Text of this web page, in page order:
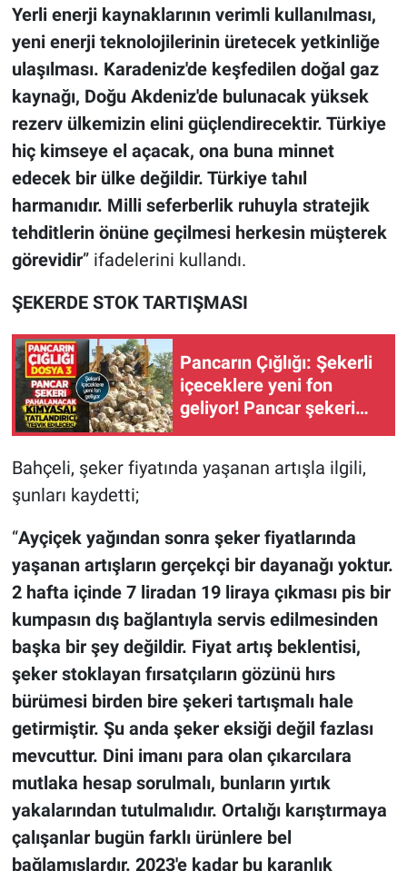
Yerli enerji kaynaklarının verimli kullanılması,
yeni enerji teknolojilerinin üretecek yetkinliğe
ulaşılması. Karadeniz'de keşfedilen doğal gaz
kaynağı, Doğu Akdeniz'de bulunacak yüksek
rezerv ülkemizin elini güçlendirecektir. Türkiye
hiç kimseye el açacak, ona buna minnet
edecek bir ülke değildir. Türkiye tahıl
harmanıdır. Milli seferberlik ruhuyla stratejik
tehditlerin önüne geçilmesi herkesin müşterek
görevidir” ifadelerini kullandı.
ŞEKERDE STOK TARTIŞMASI
Pancarın Çığlığı: Şekerli
içeceklere yeni fon
geliyor! Pancar şekeri
pahalanacak, tatlandırıcı
Bahçeli, şeker fiyatında yaşanan artışla ilgili,
şunları kaydetti;
“Ayçiçek yağından sonra şeker fiyatlarında
yaşanan artışların gerçekçi bir dayanağı yoktur.
2 hafta içinde 7 liradan 19 liraya çıkması pis bir
kumpasın dış bağlantıyla servis edilmesinden
başka bir şey değildir. Fiyat artış beklentisi,
şeker stoklayan fırsatçıların gözünü hırs
bürümesi birden bire şekeri tartışmalı hale
getirmiştir. Şu anda şeker eksiği değil fazlası
mevcuttur. Dini imanı para olan çıkarcılara
mutlaka hesap sorulmalı, bunların yırtık
yakalarından tutulmalıdır. Ortalığı karıştırmaya
çalışanlar bugün farklı ürünlere bel
bağlamışlardır. 2023'e kadar bu karanlık